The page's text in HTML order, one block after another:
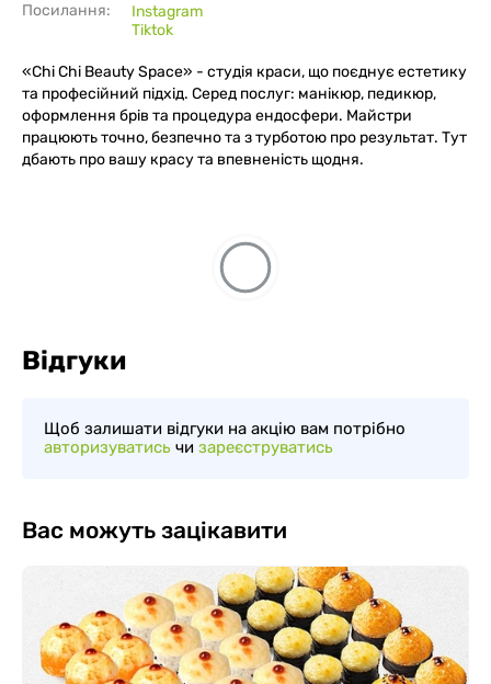
Посилання:
Instagram
Tiktok
«Chi Chi Beauty Space» - студія краси, що поєднує естетику
та професійний підхід. Серед послуг: манікюр, педикюр,
оформлення брів та процедура ендосфери. Майстри
працюють точно, безпечно та з турботою про результат. Тут
дбають про вашу красу та впевненість щодня.
Відгуки
Щоб залишати відгуки на акцію вам потрібно
авторизуватись чи зареєструватись
Вас можуть зацікавити